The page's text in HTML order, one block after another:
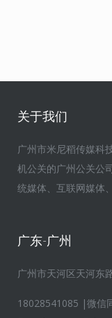
关于我们
广州市米尼稻传媒科
机公关的广州公关公
统媒体、互联网媒体
广东-广州
广州市天河区天河东
18028541085 |微信